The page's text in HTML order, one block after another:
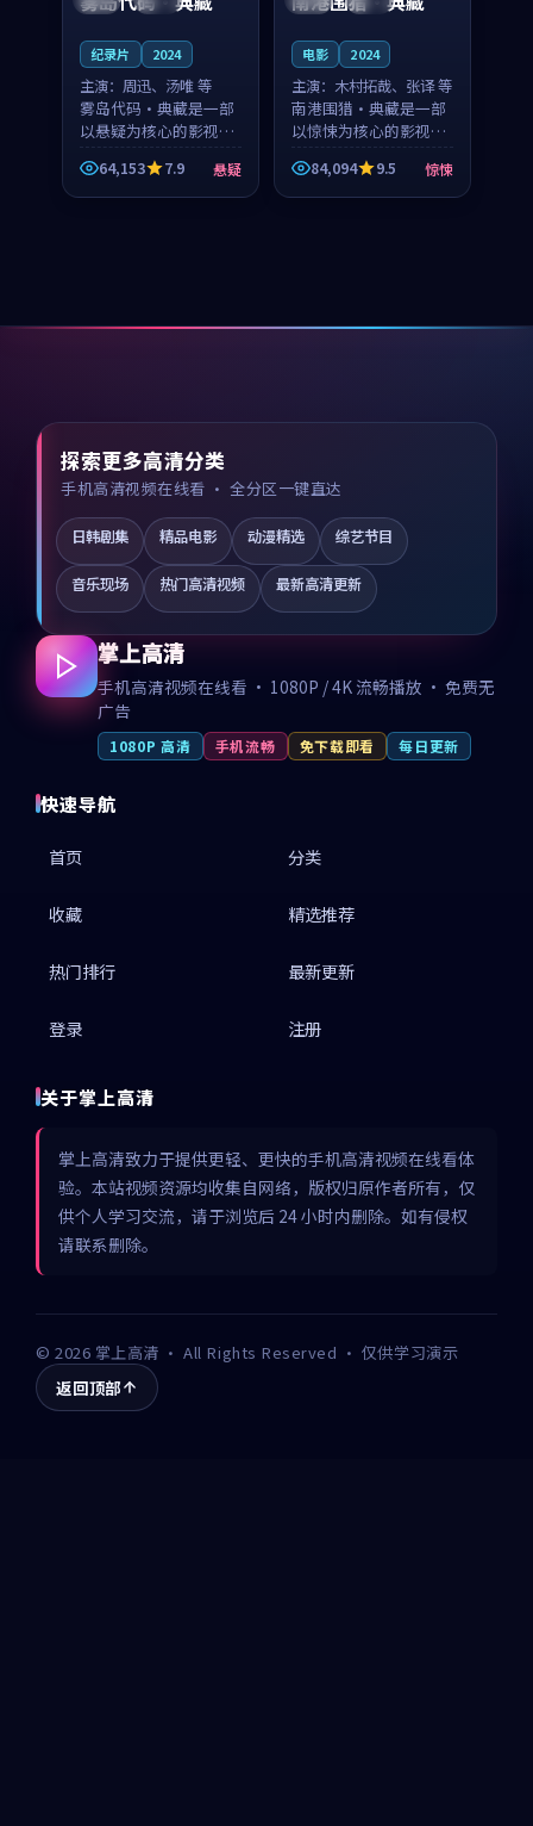
纪录片 2024
主演： 周迅、汤唯 等
雾岛代码·典藏是一部
以悬疑为核心的影视作
品，围绕危机、反转与
人物成长展开，整体节
奏紧凑，值得推荐观
64,153 7.9 悬疑
电影 2024
主演： 木村拓哉、张译 等
南港围猎·典藏是一部
以惊悚为核心的影视作
品，围绕危机、反转与
人物成长展开，整体节
奏紧凑，值得推荐观
84,094 9.5 惊悚
探索更多高清分类
手机高清视频在线看 · 全分区一键直达
日韩剧集 精品电影 动漫精选 综艺节目
音乐现场 热门高清视频 最新高清更新
掌上高清
手机高清视频在线看 · 1080P / 4K 流畅播放 · 免费无
广告
1080P 高清 手机流畅 免下载即看 每日更新
快速导航
首页 分类
收藏 精选推荐
热门排行 最新更新
登录 注册
关于掌上高清
掌上高清致力于提供更轻、更快的手机高清视频在线看体
验。本站视频资源均收集自网络，版权归原作者所有，仅
供个人学习交流，请于浏览后 24 小时内删除。如有侵权
请联系删除。
©2026 掌上高清 · All Rights Reserved · 仅供学习演示
返回顶部